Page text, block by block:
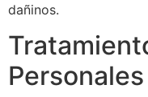
dañinos.
Personales